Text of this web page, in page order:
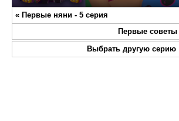
Play
« Первые няни - 5 серия
Первые советы
Выбрать другую серию